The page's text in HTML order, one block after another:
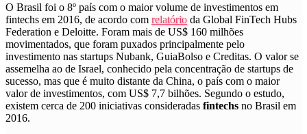
O Brasil foi o 8º país com o maior volume de investimentos em
fintechs em 2016, de acordo com relatório da Global FinTech Hubs
Federation e Deloitte. Foram mais de US$ 160 milhões
movimentados, que foram puxados principalmente pelo
investimento nas startups Nubank, GuiaBolso e Creditas. O valor se
assemelha ao de Israel, conhecido pela concentração de startups de
sucesso, mas que é muito distante da China, o país com o maior
valor de investimentos, com US$ 7,7 bilhões. Segundo o estudo,
existem cerca de 200 iniciativas consideradas fintechs no Brasil em
2016.